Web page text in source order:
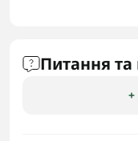
Питання та
+